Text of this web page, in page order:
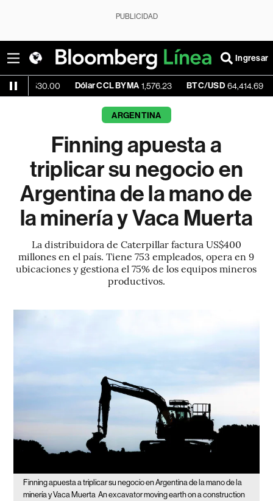
PUBLICIDAD
Ingresar
Dólar CCL BYMA 1,576.23 BTC/USD 64,414.69
ARGENTINA
Finning apuesta a
triplicar su negocio en
Argentina de la mano de
la minería y Vaca Muerta
La distribuidora de Caterpillar factura US$400
millones en el país. Tiene 753 empleados, opera en 9
ubicaciones y gestiona el 75% de los equipos mineros
productivos.
Finning apuesta a triplicar su negocio en Argentina de la mano de la
minería y Vaca Muerta An excavator moving earth on a construction